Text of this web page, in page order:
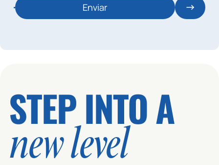
Enviar
STEP INTO A
new level